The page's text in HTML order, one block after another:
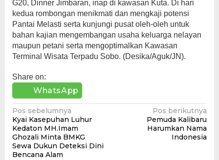
G20, Dinner Jimbaran, inap di kawasan Kuta. Di hari
kedua rombongan menikmati dan mengkaji potensi
Pantai Melasti serta kunjungi pusat oleh-oleh untuk
bahan kajian mengembangan usaha keluarga nelayan
maupun petani serta mengoptimalkan Kawasan
Terminal Wisata Terpadu Sobo. (Desika/Aguk/JN).
Share on:
WhatsApp
Navigasi
pos
Pos sebelumnya
Kyai Kasepuhan Luhur
Kedaton MH.Imam
Ghozali Minta BMKG
Sewa Dukun Deteksi Dini
Bencana Alam
Pos berikutnya
Pemuda Kalibaru
Harumkan Nama
Indonesia